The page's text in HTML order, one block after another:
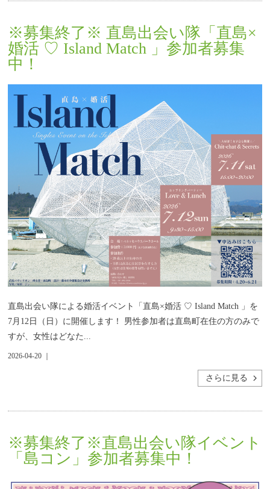
※募集終了※ 直島出会い隊「直島×
婚活 ♡ Island Match 」参加者募集
中！
直島出会い隊による婚活イベント「直島×婚活 ♡ Island Match 」を
7月12日（日）に開催します！ 男性参加者は直島町在住の方のみで
すが、女性はどなた...
2026-04-20 ｜
さらに見る
※募集終了※直島出会い隊イベント
「島コン」参加者募集中！